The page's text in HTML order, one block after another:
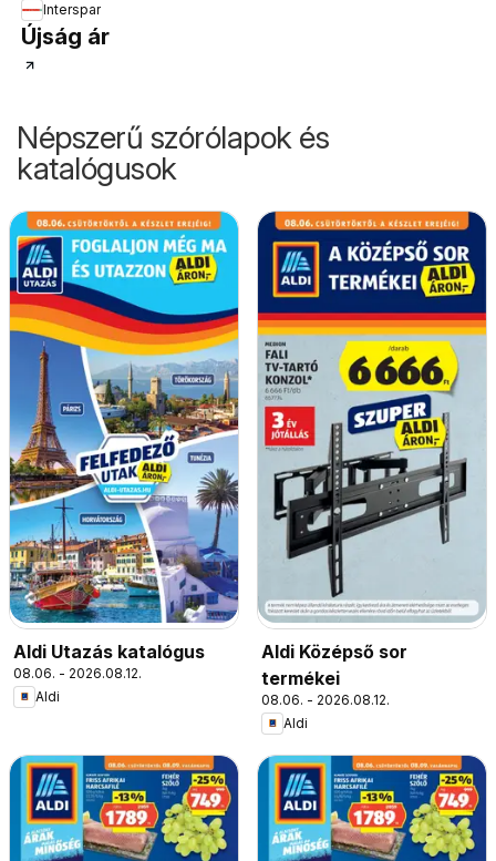
Interspar
Újság ár
Népszerű szórólapok és
katalógusok
Aldi Utazás katalógus
08.06. - 2026.08.12.
Aldi
Aldi Középső sor
termékei
08.06. - 2026.08.12.
Aldi